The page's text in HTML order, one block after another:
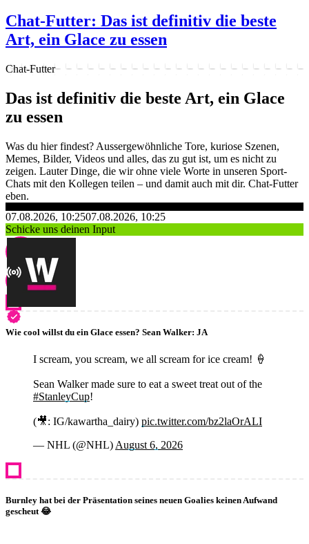
Chat-Futter: Das ist definitiv die beste
Art, ein Glace zu essen
Chat-Futter
Das ist definitiv die beste Art, ein Glace
zu essen
Was du hier findest? Aussergewöhnliche Tore, kuriose Szenen,
Memes, Bilder, Videos und alles, das zu gut ist, um es nicht zu
zeigen. Lauter Dinge, die wir ohne viele Worte in unseren Sport-
Chats mit den Kollegen teilen – und damit auch mit dir. Chat-Futter
eben.
07.08.2026, 10:2507.08.2026, 10:25
Schicke uns deinen Input
Wie cool willst du ein Glace essen? Sean Walker: JA
I scream, you scream, we all scream for ice cream! 🍦
Sean Walker made sure to eat a sweet treat out of the
#StanleyCup!
(🎥: IG/kawartha_dairy) pic.twitter.com/bz2laOrALI
— NHL (@NHL) August 6, 2026
Burnley hat bei der Präsentation seines neuen Goalies keinen Aufwand
gescheut 😂